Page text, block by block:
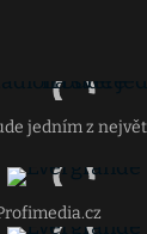
jedním z